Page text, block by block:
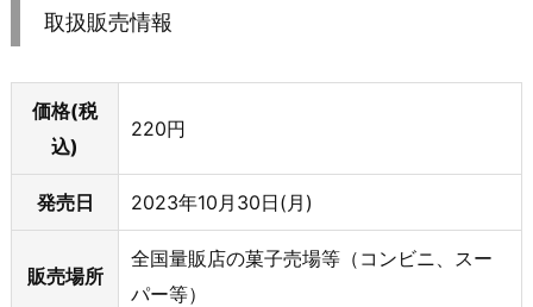
取扱販売情報
価格(税
込)
220円
発売日 2023年10月30日(月)
販売場所
全国量販店の菓子売場等（コンビニ、スー
パー等）